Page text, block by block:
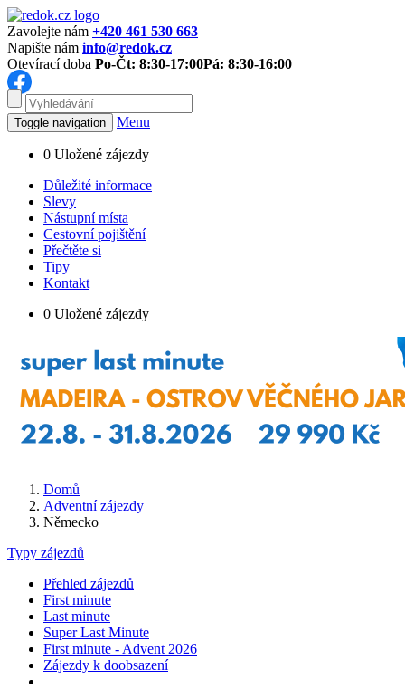
Zavolejte nám +420 461 530 663
Napište nám info@redok.cz
Otevírací doba Po-Čt: 8:30-17:00Pá: 8:30-16:00
Toggle navigation Menu
0 Uložené zájezdy
Důležité informace
Slevy
Nástupní místa
Cestovní pojištění
Přečtěte si
Tipy
Kontakt
0 Uložené zájezdy
Domů
Adventní zájezdy
Německo
Typy zájezdů
Přehled zájezdů
First minute
Last minute
Super Last Minute
First minute - Advent 2026
Zájezdy k doobsazení